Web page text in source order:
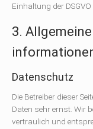
Einhaltung der DSGVO
3.
Datenschutz
Die Betreiber dieser
Daten sehr ernst. Wir
vertraulich und